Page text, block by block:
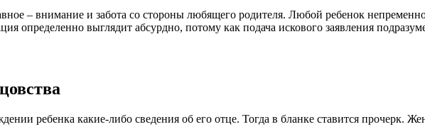
– внимание и забота со стороны любящего родителя. Любой ребенок
определенно выглядит абсурдно, потому как подача искового заявления
ребенка какие-либо сведения об его отце. Тогда в бланке ставится прочерк.